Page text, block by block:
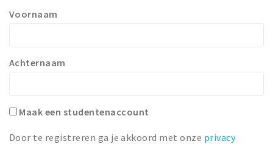
Voornaam
Achternaam
Maak een studentenaccount
Door te registreren ga je akkoord met onze privacy